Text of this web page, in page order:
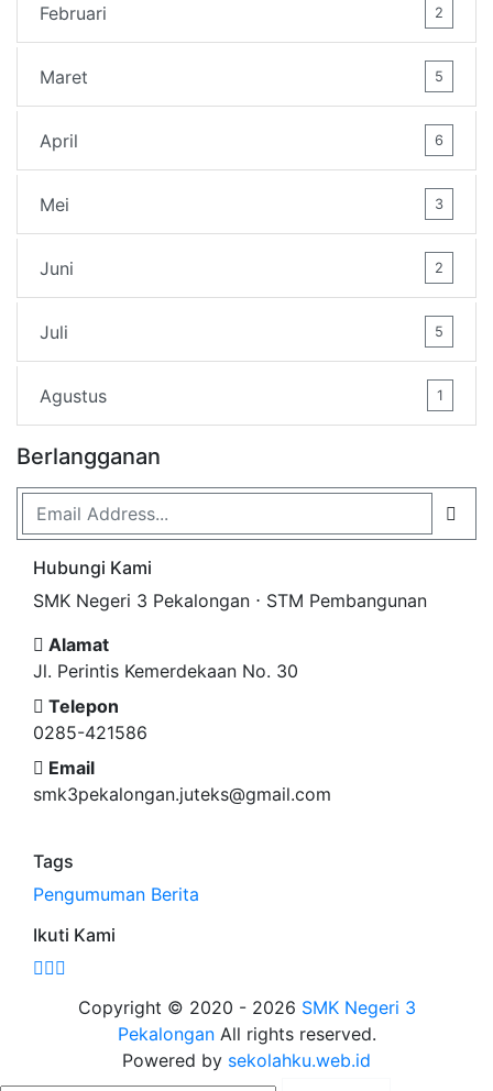
Februari 2
Maret 5
April 6
Mei 3
Juni 2
Juli 5
Agustus 1
Berlangganan
Hubungi Kami
SMK Negeri 3 Pekalongan ⋅ STM Pembangunan
Alamat
Jl. Perintis Kemerdekaan No. 30
Telepon
0285-421586
Email
smk3pekalongan.juteks@gmail.com
Tags
Pengumuman Berita
Ikuti Kami
Copyright © 2020 - 2026 SMK Negeri 3
PekalonganAll rights reserved.
Powered by sekolahku.web.id